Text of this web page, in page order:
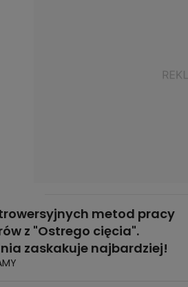
metod pracy
z "Ostrego cięcia".
zaskakuje najbardziej!